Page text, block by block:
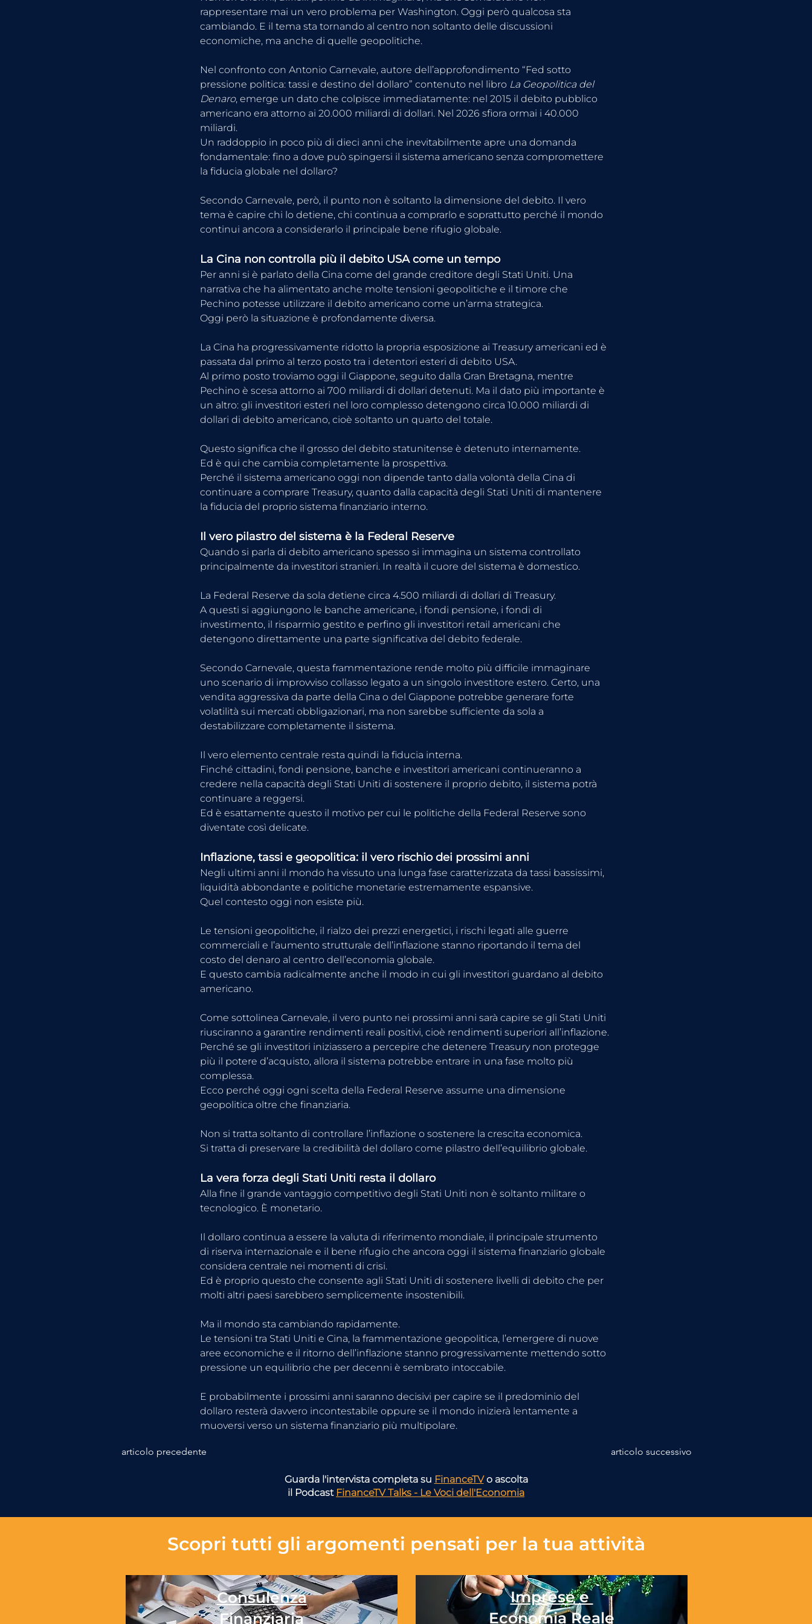
rappresentare mai un vero problema per Washington. Oggi però qualcosa sta
cambiando. E il tema sta tornando al centro non soltanto delle discussioni
economiche, ma anche di quelle geopolitiche.
Nel confronto con Antonio Carnevale, autore dell’approfondimento “Fed sotto
pressione politica: tassi e destino del dollaro” contenuto nel libro La Geopolitica del
Denaro, emerge un dato che colpisce immediatamente: nel 2015 il debito pubblico
americano era attorno ai 20.000 miliardi di dollari. Nel 2026 sfiora ormai i 40.000
miliardi.
Un raddoppio in poco più di dieci anni che inevitabilmente apre una domanda
fondamentale: fino a dove può spingersi il sistema americano senza compromettere
la fiducia globale nel dollaro?
Secondo Carnevale, però, il punto non è soltanto la dimensione del debito. Il vero
tema è capire chi lo detiene, chi continua a comprarlo e soprattutto perché il mondo
continui ancora a considerarlo il principale bene rifugio globale.
La Cina non controlla più il debito USA come un tempo
Per anni si è parlato della Cina come del grande creditore degli Stati Uniti. Una
narrativa che ha alimentato anche molte tensioni geopolitiche e il timore che
Pechino potesse utilizzare il debito americano come un’arma strategica.
Oggi però la situazione è profondamente diversa.
La Cina ha progressivamente ridotto la propria esposizione ai Treasury americani ed è
passata dal primo al terzo posto tra i detentori esteri di debito USA.
Al primo posto troviamo oggi il Giappone, seguito dalla Gran Bretagna, mentre
Pechino è scesa attorno ai 700 miliardi di dollari detenuti. Ma il dato più importante è
un altro: gli investitori esteri nel loro complesso detengono circa 10.000 miliardi di
dollari di debito americano, cioè soltanto un quarto del totale.
Questo significa che il grosso del debito statunitense è detenuto internamente.
Ed è qui che cambia completamente la prospettiva.
Perché il sistema americano oggi non dipende tanto dalla volontà della Cina di
continuare a comprare Treasury, quanto dalla capacità degli Stati Uniti di mantenere
la fiducia del proprio sistema finanziario interno.
Il vero pilastro del sistema è la Federal Reserve
Quando si parla di debito americano spesso si immagina un sistema controllato
principalmente da investitori stranieri. In realtà il cuore del sistema è domestico.
La Federal Reserve da sola detiene circa 4.500 miliardi di dollari di Treasury.
A questi si aggiungono le banche americane, i fondi pensione, i fondi di
investimento, il risparmio gestito e perfino gli investitori retail americani che
detengono direttamente una parte significativa del debito federale.
Secondo Carnevale, questa frammentazione rende molto più difficile immaginare
uno scenario di improvviso collasso legato a un singolo investitore estero. Certo, una
vendita aggressiva da parte della Cina o del Giappone potrebbe generare forte
volatilità sui mercati obbligazionari, ma non sarebbe sufficiente da sola a
destabilizzare completamente il sistema.
Il vero elemento centrale resta quindi la fiducia interna.
Finché cittadini, fondi pensione, banche e investitori americani continueranno a
credere nella capacità degli Stati Uniti di sostenere il proprio debito, il sistema potrà
continuare a reggersi.
Ed è esattamente questo il motivo per cui le politiche della Federal Reserve sono
diventate così delicate.
Inflazione, tassi e geopolitica: il vero rischio dei prossimi anni
Negli ultimi anni il mondo ha vissuto una lunga fase caratterizzata da tassi bassissimi,
liquidità abbondante e politiche monetarie estremamente espansive.
Quel contesto oggi non esiste più.
Le tensioni geopolitiche, il rialzo dei prezzi energetici, i rischi legati alle guerre
commerciali e l’aumento strutturale dell’inflazione stanno riportando il tema del
costo del denaro al centro dell’economia globale.
E questo cambia radicalmente anche il modo in cui gli investitori guardano al debito
americano.
Come sottolinea Carnevale, il vero punto nei prossimi anni sarà capire se gli Stati Uniti
riusciranno a garantire rendimenti reali positivi, cioè rendimenti superiori all’inflazione.
Perché se gli investitori iniziassero a percepire che detenere Treasury non protegge
più il potere d’acquisto, allora il sistema potrebbe entrare in una fase molto più
complessa.
Ecco perché oggi ogni scelta della Federal Reserve assume una dimensione
geopolitica oltre che finanziaria.
Non si tratta soltanto di controllare l’inflazione o sostenere la crescita economica.
Si tratta di preservare la credibilità del dollaro come pilastro dell’equilibrio globale.
La vera forza degli Stati Uniti resta il dollaro
Alla fine il grande vantaggio competitivo degli Stati Uniti non è soltanto militare o
tecnologico. È monetario.
Il dollaro continua a essere la valuta di riferimento mondiale, il principale strumento
di riserva internazionale e il bene rifugio che ancora oggi il sistema finanziario globale
considera centrale nei momenti di crisi.
Ed è proprio questo che consente agli Stati Uniti di sostenere livelli di debito che per
molti altri paesi sarebbero semplicemente insostenibili.
Ma il mondo sta cambiando rapidamente.
Le tensioni tra Stati Uniti e Cina, la frammentazione geopolitica, l’emergere di nuove
aree economiche e il ritorno dell’inflazione stanno progressivamente mettendo sotto
pressione un equilibrio che per decenni è sembrato intoccabile.
E probabilmente i prossimi anni saranno decisivi per capire se il predominio del
dollaro resterà davvero incontestabile oppure se il mondo inizierà lentamente a
muoversi verso un sistema finanziario più multipolare.
articolo precedente articolo successivo
Guarda l'intervista completa su FinanceTVo ascolta
il Podcast FinanceTV Talks - Le Voci dell'Economia
Scopri tutti gli argomenti pensati per la tua attività
Consulenza
Finanziaria
Imprese e
Economia Reale